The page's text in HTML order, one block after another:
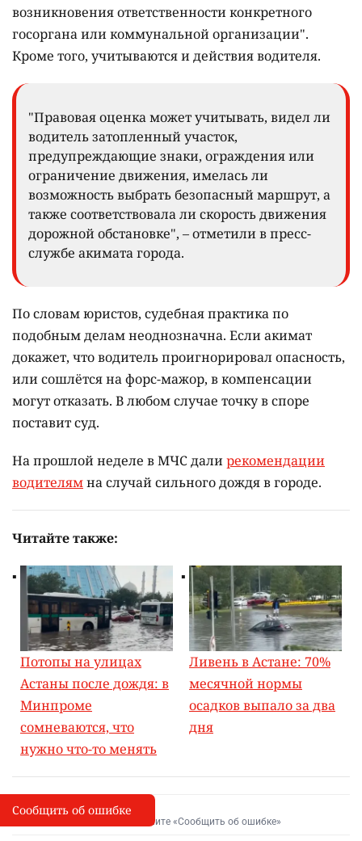
возникновения ответственности конкретного
госоргана или коммунальной организации".
Кроме того, учитываются и действия водителя.
"Правовая оценка может учитывать, видел ли
водитель затопленный участок,
предупреждающие знаки, ограждения или
ограничение движения, имелась ли
возможность выбрать безопасный маршрут, а
также соответствовала ли скорость движения
дорожной обстановке", – отметили в пресс-
службе акимата города.
По словам юристов, судебная практика по
подобным делам неоднозначна. Если акимат
докажет, что водитель проигнорировал опасность,
или сошлётся на форс-мажор, в компенсации
могут отказать. В любом случае точку в споре
поставит суд.
На прошлой неделе в МЧС далирекомендации
водителямна случай сильного дождя в городе.
Читайте также:
Потопы на улицах
Астаны после дождя: в
Минпроме
сомневаются, что
нужно что-то менять
Ливень в Астане: 70%
месячной нормы
осадков выпало за два
дня
I
Сообщить об опечатке
Выделите фрагмент и нажмите «Сообщить об ошибке»
Сообщить об ошибке